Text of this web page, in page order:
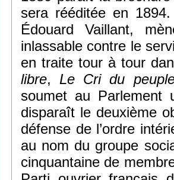
sera rééditée en
Édouard Vaillant,
inlassable contre le
en traite tour à tour
libre, Le Cri du
soumet au Parlement
disparaît le deuxième
défense de l’ordre
au nom du groupe
cinquantaine de